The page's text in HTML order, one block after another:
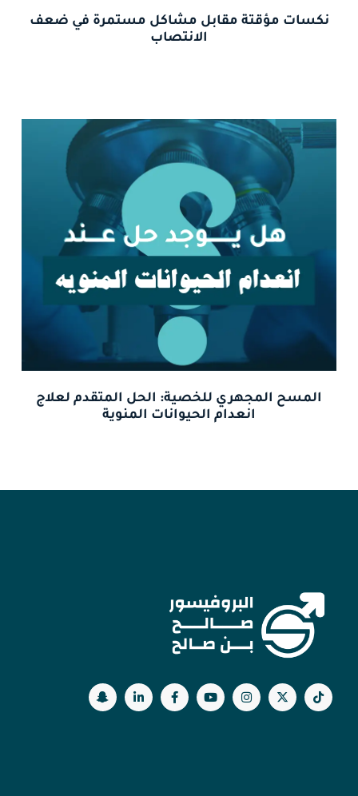
نكسات مؤقتة مقابل مشاكل مستمرة في ضعف
الانتصاب
المسح المجهري للخصية: الحل المتقدم لعلاج
انعدام الحيوانات المنوية